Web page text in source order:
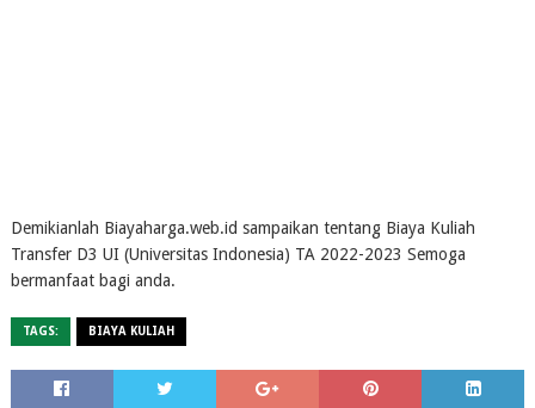
Demikianlah Biayaharga.web.id sampaikan tentang Biaya Kuliah
Transfer D3 UI (Universitas Indonesia) TA 2022-2023 Semoga
bermanfaat bagi anda.
TAGS: BIAYA KULIAH